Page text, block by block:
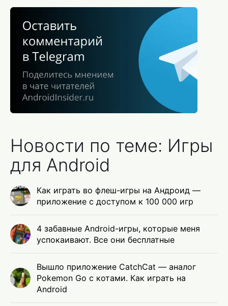
Новости по теме: Игры
для Android
Как играть во флеш-игры на Андроид —
приложение с доступом к 100 000 игр
4 забавные Android-игры, которые меня
успокаивают. Все они бесплатные
Вышло приложение CatchCat — аналог
Pokemon Go с котами. Как играть на
Android